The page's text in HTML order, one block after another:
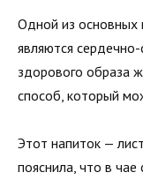
Одной из основных
являются
здорового образа
способ, который
Этот напиток —
пояснила, что в